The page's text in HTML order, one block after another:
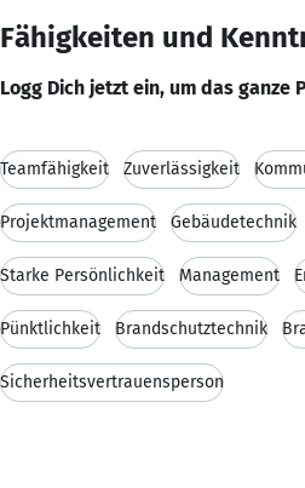
Fähigkeiten und
Logg Dich jetzt ein, um das ganze
Teamfähigkeit Zuverlässigkeit
Projektmanagement Gebäudetechnik
Starke Persönlichkeit Management
Pünktlichkeit Brandschutztechnik
Sicherheitsvertrauensperson